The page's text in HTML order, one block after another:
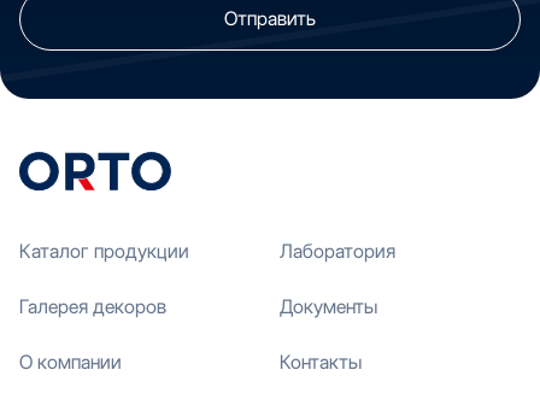
Отправить
Каталог продукции
Галерея декоров
О компании
Лаборатория
Документы
Контакты